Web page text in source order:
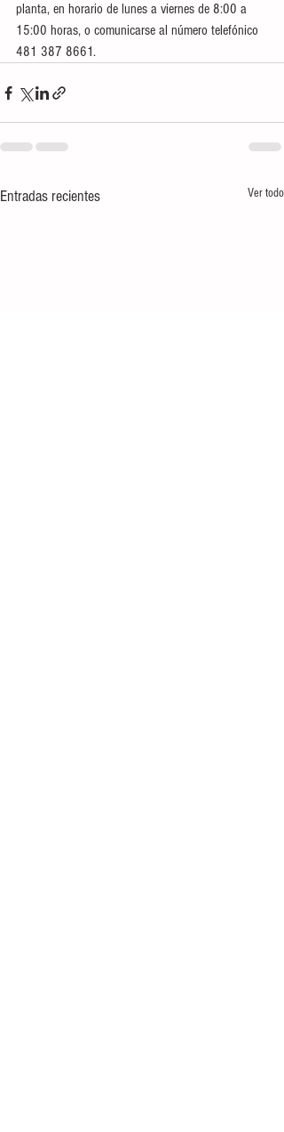
planta, en horario de lunes a viernes de 8:00 a
15:00 horas, o comunicarse al número telefónico
481 387 8661.
Entradas recientes Ver todo